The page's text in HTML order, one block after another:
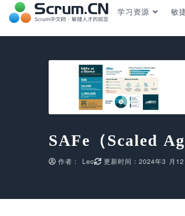
学习资源 敏
SAFe（Scaled
作者： Leo 更新时间：2024年3 月